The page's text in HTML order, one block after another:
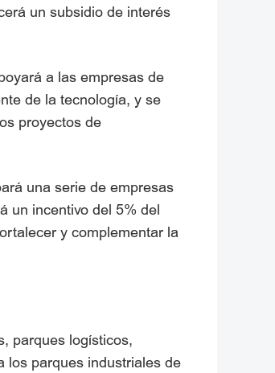
un subsidio de interés
a las empresas de
de la tecnología, y se
proyectos de
una serie de empresas
un incentivo del 5% del
y complementar la
parques logísticos,
los parques industriales de